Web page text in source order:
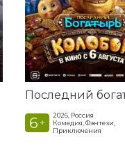
6 +
2026, Россия
Комедия, Фэнтези,
Приключения